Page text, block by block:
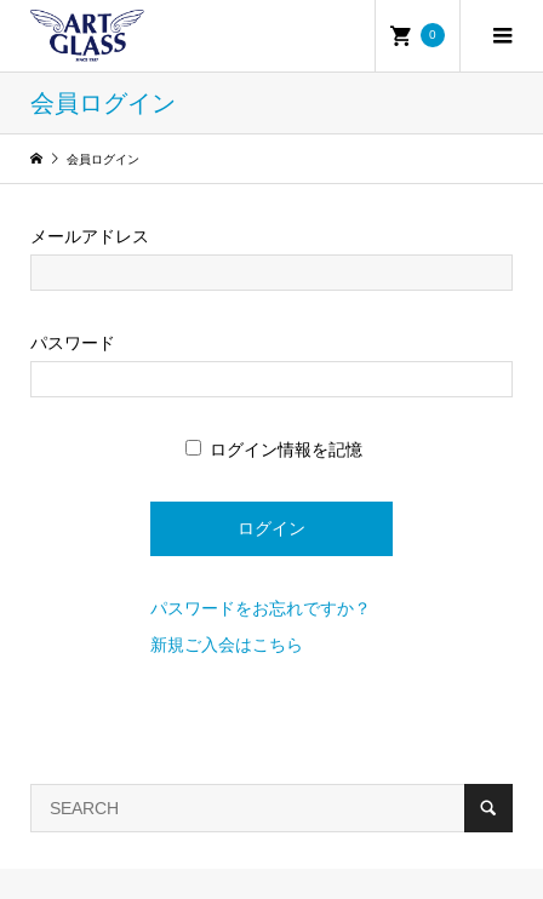
0
会員ログイン
会員ログイン
メールアドレス
パスワード
ログイン情報を記憶
パスワードをお忘れですか？
新規ご入会はこちら